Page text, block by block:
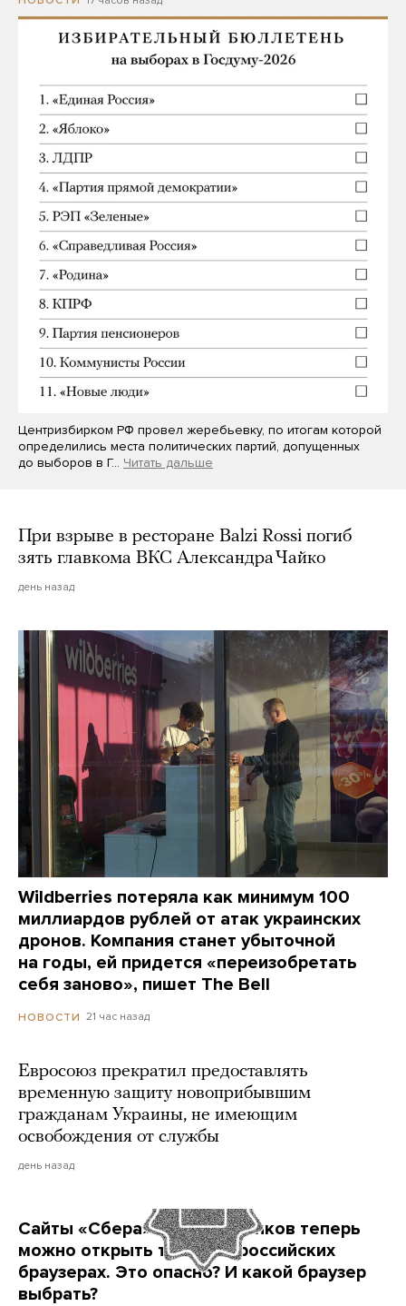
Центризбирком РФ провел жеребьевку, по итогам которой
определились места политических партий, допущенных
до выборов в Г… Читать дальше
При взрыве в ресторане Balzi Rossi погиб
зять главкома ВКС Александра Чайко
день назад
Wildberries потеряла как минимум 100
миллиардов рублей от атак украинских
дронов. Компания станет убыточной
на годы, ей придется «переизобретать
себя заново», пишет The Bell
НОВОСТИ 21 час назад
Евросоюз прекратил предоставлять
временную защиту новоприбывшим
гражданам Украины, не имеющим
освобождения от службы
день назад
Сайты «Сбера» и других банков теперь
можно открыть только в российских
браузерах. Это опасно? И какой браузер
выбрать?